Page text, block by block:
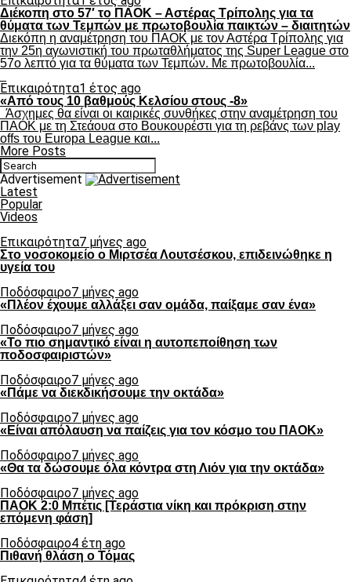
Διέκοπη στο 57′ το ΠΑΟΚ – Αστέρας Τρίπολης για τα
θύματα των Τεμπών με πρωτοβουλία παικτών – διαιτητών
Διεκόπη η αναμέτρηση του ΠΑΟΚ με τον Αστέρα Τρίπολης για
την 25η αγωνιστική του πρωταθλήματος της Super League στο
57ο λεπτό για τα θύματα των Τεμπών. Με πρωτοβουλία...
Επικαιρότητα1 έτος ago
«Από τους 10 βαθμούς Κελσίου στους -8»
Άσχημες θα είναι οι καιρικές συνθήκες στην αναμέτρηση του
ΠΑΟΚ με τη Στεάουα στο Βουκουρέστι για τη ρεβάνς των play
offs του Europa League και...
More Posts
Advertisement
Latest
Popular
Videos
Επικαιρότητα7 μήνες ago
Στο νοσοκομείο ο Μιρτσέα Λουτσέσκου, επιδεινώθηκε η
υγεία του
Ποδόσφαιρο7 μήνες ago
«Πλέον έχουμε αλλάξει σαν ομάδα, παίξαμε σαν ένα»
Ποδόσφαιρο7 μήνες ago
«Το πιο σημαντικό είναι η αυτοπεποίθηση των
ποδοσφαιριστών»
Ποδόσφαιρο7 μήνες ago
«Πάμε να διεκδικήσουμε την οκτάδα»
Ποδόσφαιρο7 μήνες ago
«Είναι απόλαυση να παίζεις για τον κόσμο του ΠΑΟΚ»
Ποδόσφαιρο7 μήνες ago
«Θα τα δώσουμε όλα κόντρα στη Λιόν για την οκτάδα»
Ποδόσφαιρο7 μήνες ago
ΠΑΟΚ 2:0 Μπέτις [Τεράστια νίκη και πρόκριση στην
επόμενη φάση]
Ποδόσφαιρο4 έτη ago
Πιθανή θλάση ο Τόμας